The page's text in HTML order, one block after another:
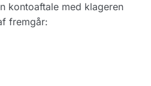
kontoaftale med klageren
fremgår: